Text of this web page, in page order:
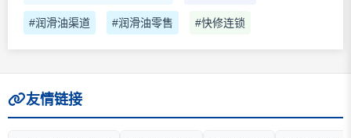
#润滑油渠道 #润滑油零售 #快修连锁
友情链接